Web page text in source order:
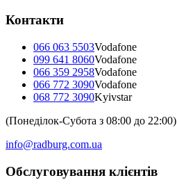
Контакти
066 063 5503Vodafone
099 641 8060Vodafone
066 359 2958Vodafone
066 772 3090Vodafone
068 772 3090Kyivstar
(Понеділок-Субота з 08:00 до 22:00)
info@radburg.com.ua
Обслуговування клієнтів